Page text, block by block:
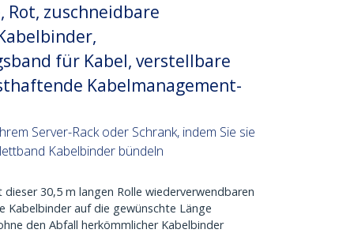
zuschneidbare
für Kabel, verstellbare
Kabelmanagement-
Server-Rack oder Schrank, indem Sie sie
Kabelbinder bündeln
dieser 30,5 m langen Rolle wiederverwendbaren
Kabelbinder auf die gewünschte Länge
den Abfall herkömmlicher Kabelbinder